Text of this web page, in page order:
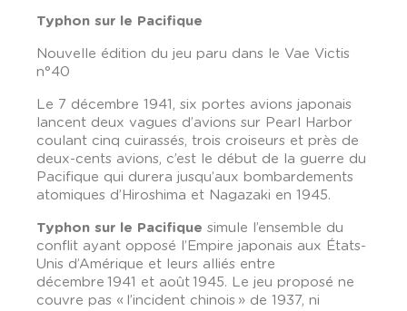
Typhon sur le Pacifique
Nouvelle édition du jeu paru dans le Vae Victis
n°40
Le 7 décembre 1941, six portes avions japonais
lancent deux vagues d’avions sur Pearl Harbor
coulant cinq cuirassés, trois croiseurs et près de
deux-cents avions, c’est le début de la guerre du
Pacifique qui durera jusqu’aux bombardements
atomiques d’Hiroshima et Nagazaki en 1945.
Typhon sur le Pacifique simule l’ensemble du
conflit ayant opposé l’Empire japonais aux États-
Unis d’Amérique et leurs alliés entre
décembre 1941 et août 1945. Le jeu proposé ne
couvre pas « l’incident chinois » de 1937, ni